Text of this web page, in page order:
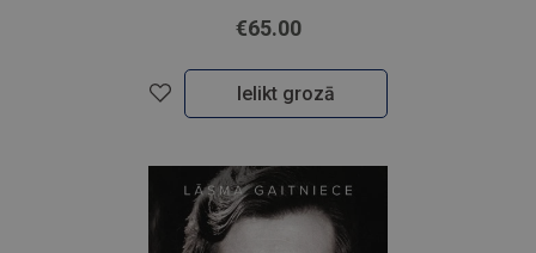
€65.00
Ielikt grozā